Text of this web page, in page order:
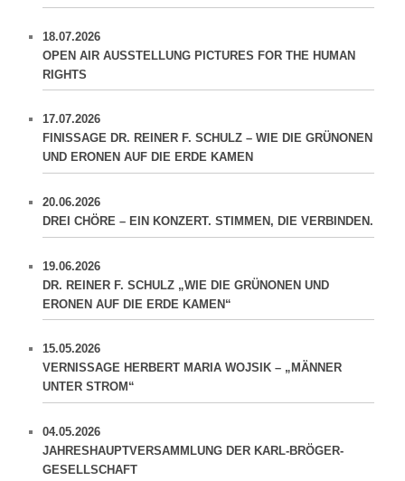
18.07.2026
OPEN AIR AUSSTELLUNG PICTURES FOR THE HUMAN
RIGHTS
17.07.2026
FINISSAGE DR. REINER F. SCHULZ – WIE DIE GRÜNONEN
UND ERONEN AUF DIE ERDE KAMEN
20.06.2026
DREI CHÖRE – EIN KONZERT. STIMMEN, DIE VERBINDEN.
19.06.2026
DR. REINER F. SCHULZ „WIE DIE GRÜNONEN UND
ERONEN AUF DIE ERDE KAMEN“
15.05.2026
VERNISSAGE HERBERT MARIA WOJSIK – „MÄNNER
UNTER STROM“
04.05.2026
JAHRESHAUPTVERSAMMLUNG DER KARL-BRÖGER-
GESELLSCHAFT